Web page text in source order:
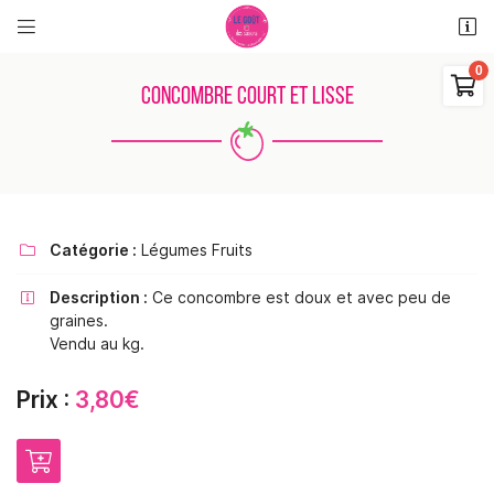
 
06 48 38 62 11

Adresse email de réception
 Recopier le code ci-contre
Rafraîchir le captcha
CONCOMBRE COURT ET LISSE
 Catégorie : Légumes Fruits
 Description : Ce concombre est doux et avec peu de
graines.
Vendu au kg.
Prix : 3,80€